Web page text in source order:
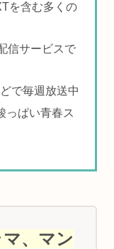
を含む多くの
信サービスで
で毎週放送中
っぱい青春ス
、マン